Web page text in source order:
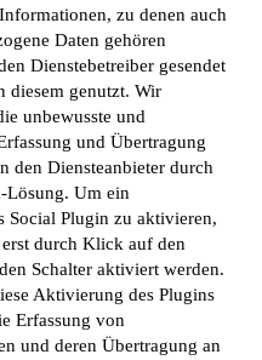
zu denen auch
Daten gehören
Dienstebetreiber gesendet
diesem genutzt. Wir
unbewusste und
und Übertragung
den Diensteanbieter durch
Um ein
Social Plugin zu aktivieren,
erst durch Klick auf den
Schalter aktiviert werden.
Aktivierung des Plugins
Erfassung von
und deren Übertragung an